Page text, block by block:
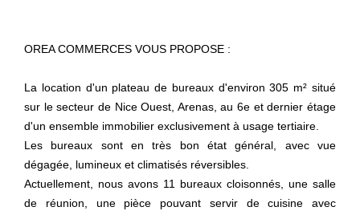
OREA COMMERCES VOUS PROPOSE :
La location d'un plateau de bureaux d'environ 305 m² situé
sur le secteur de Nice Ouest, Arenas, au 6e et dernier étage
d'un ensemble immobilier exclusivement à usage tertiaire.
Les bureaux sont en très bon état général, avec vue
dégagée, lumineux et climatisés réversibles.
Actuellement, nous avons 11 bureaux cloisonnés, une salle
de réunion, une pièce pouvant servir de cuisine avec